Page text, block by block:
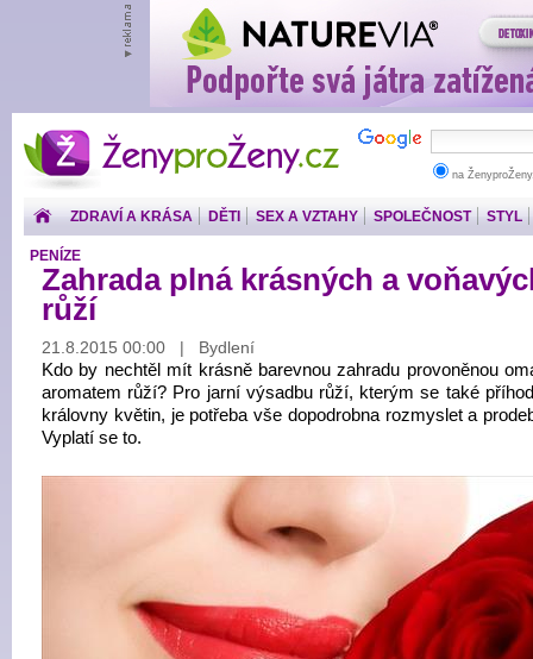
ŽenyproŽeny.cz
na
ZDRAVÍ A KRÁSA DĚTI SEX A VZTAHY SPOLEČNOST STYL
PENÍZE
Zahrada plná krásných a
růží
21.8.2015 00:00 | Bydlení
Kdo by nechtěl mít krásně barevnou zahradu provoněnou
aromatem růží? Pro jarní výsadbu růží, kterým se také
královny květin, je potřeba vše dopodrobna rozmyslet a
Vyplatí se to.